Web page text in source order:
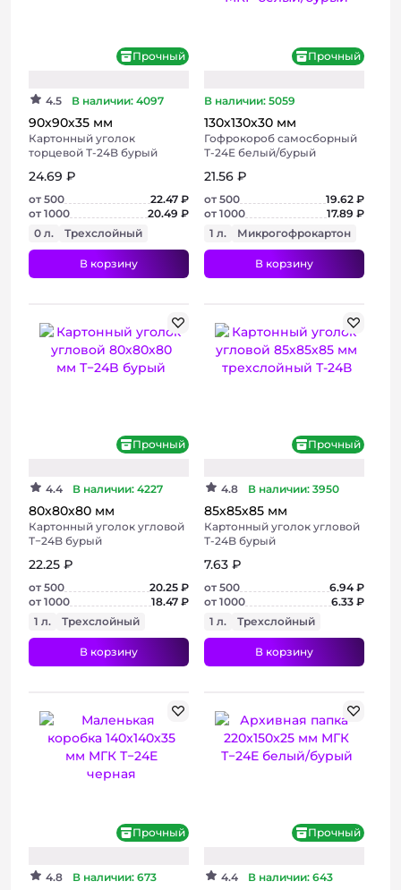
Консультация
Прочный
4.5 В наличии: 4097
90х90х35 мм
Картонный уголок
торцевой Т-24B бурый
24.69 ₽
от 500
22.47 ₽
от 1000
20.49 ₽
0 л.
Трехслойный
В корзину
Прочный
В наличии: 5059
130х130х30 мм
Гофрокороб самосборный
Т-24E белый/бурый
21.56 ₽
от 500
19.62 ₽
от 1000
17.89 ₽
1 л.
Микрогофрокартон
В корзину
Прочный
4.4 В наличии: 4227
80х80х80 мм
Картонный уголок угловой
Т−24B бурый
22.25 ₽
от 500
20.25 ₽
от 1000
18.47 ₽
1 л.
Трехслойный
В корзину
Прочный
4.8 В наличии: 3950
85х85х85 мм
Картонный уголок угловой
Т-24B бурый
7.63 ₽
от 500
6.94 ₽
от 1000
6.33 ₽
1 л.
Трехслойный
В корзину
Прочный
4.8 В наличии: 673
Прочный
4.4 В наличии: 643